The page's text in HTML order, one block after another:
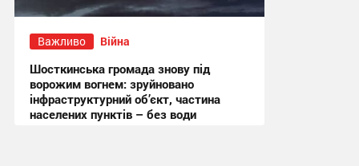
Важливо Війна
Шосткинська громада знову під
ворожим вогнем: зруйновано
інфраструктурний об’єкт, частина
населених пунктів – без води